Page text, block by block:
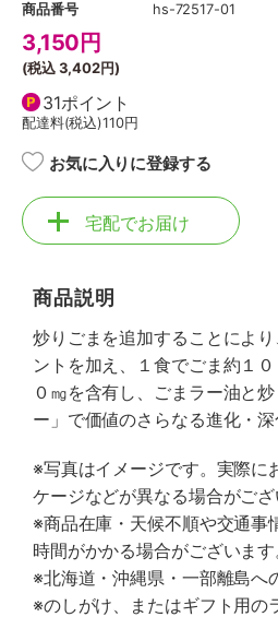
商品番号
hs-72517-01
3,150 円
(税込3,402円)
31ポイント
配達料(税込)110円
お気に入りに登録する
宅配でお届け
商品説明
炒りごまを追加することによ
ントを加え、１食でごま約１
０㎎を含有し、ごまラー油と
ー」で価値のさらなる進化・深
※写真はイメージです。実際に
ケージなどが異なる場合がござ
※商品在庫・天候不順や交通事
時間がかかる場合がございます
※北海道・沖縄県・一部離島へ
※のしがけ、またはギフト用の